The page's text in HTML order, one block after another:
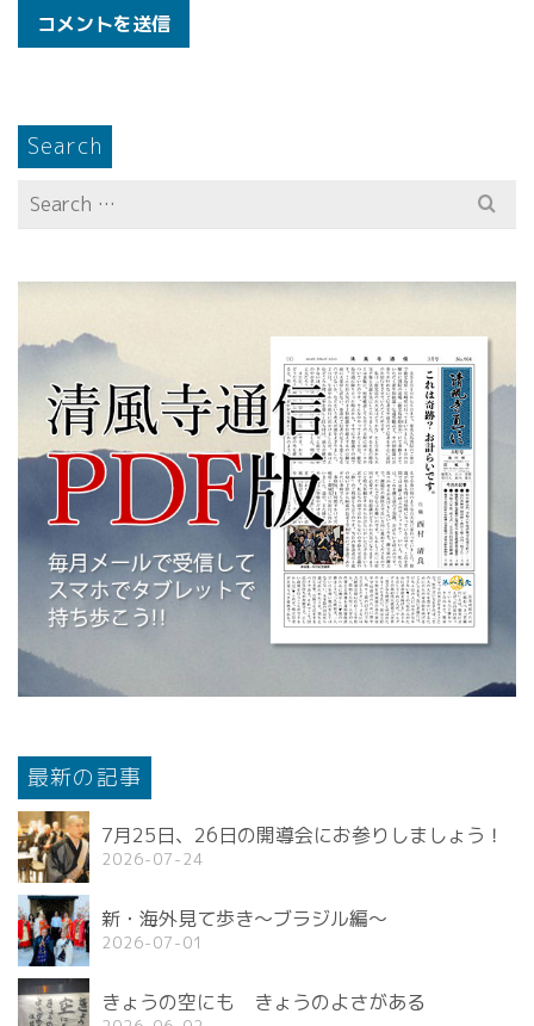
Search
Search
for:
最新の記事
7月25日、26日の開導会にお参りしましょう！
2026-07-24
新・海外見て歩き〜ブラジル編〜
2026-07-01
きょうの空にも きょうのよさがある